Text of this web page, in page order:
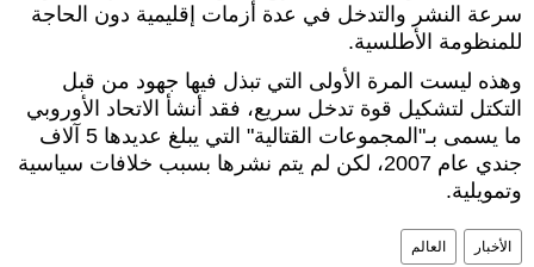
سرعة النشر والتدخل في عدة أزمات إقليمية دون الحاجة
للمنظومة الأطلسية.
وهذه ليست المرة الأولى التي تبذل فيها جهود من قبل
التكتل لتشكيل قوة تدخل سريع، فقد أنشأ الاتحاد الأوروبي
ما يسمى بـ"المجموعات القتالية" التي يبلغ عديدها 5 آلاف
جندي عام 2007، لكن لم يتم نشرها بسبب خلافات سياسية
وتمويلية.
الأخبار العالم